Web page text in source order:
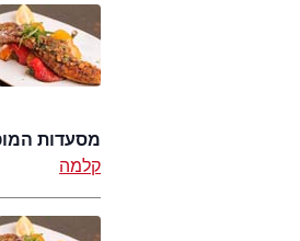
מסעדות
קלמה